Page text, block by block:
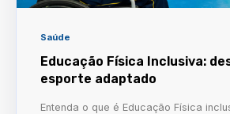
Saúde
Educação Física Inclusiva:
esporte adaptado
Entenda o que é Educação Física